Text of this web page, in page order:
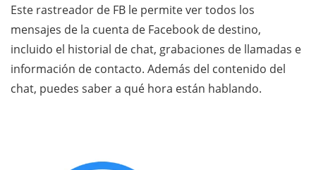
Este rastreador de FB le permite ver todos los
mensajes de la cuenta de Facebook de destino,
incluido el historial de chat, grabaciones de llamadas e
información de contacto. Además del contenido del
chat, puedes saber a qué hora están hablando.